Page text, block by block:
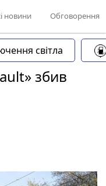
новини Обговорення
світла
збив